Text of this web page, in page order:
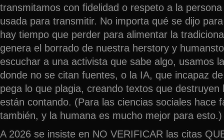
transmitamos con fidelidad o respeto a la
usada para transmitir. No importa qué se dijo
hay tiempo que perder para alimentar la
genera el borrado de nuestra herstory y
escuchar a una activista que sabe algo, usamos
donde no se citan fuentes, o la IA, que incapaz
pega lo que plagia, creando textos que destruyen
están contando. (Para las ciencias sociales hace
también, y la humana es mucho mejor para esto.)
A 2026 se insiste en NO VERIFICAR las citas